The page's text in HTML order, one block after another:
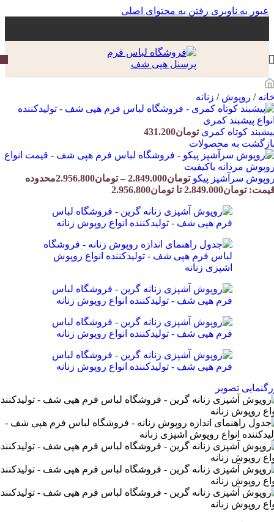
عبور به ناوبری رفتن به محتوای اصلی
/ روپوش/ زنانه
کوتاه کمریتومان431.200
به محصولات
سرآشپز پیکوتومان2.849.000
– تومان2.956.800محدوده
تومان2.849.000 تا تومان2.956.800
تصویر